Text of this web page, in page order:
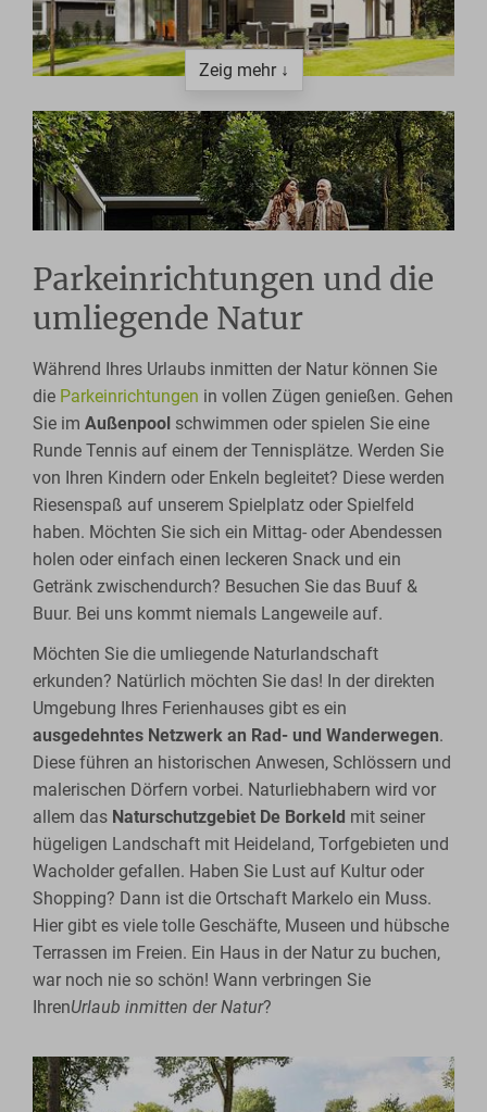
Zeig mehr ↓
Parkeinrichtungen und die
umliegende Natur
Während Ihres Urlaubs inmitten der Natur können Sie
die Parkeinrichtungen in vollen Zügen genießen. Gehen
Sie imAußenpool schwimmen oder spielen Sie eine
Runde Tennis auf einem der Tennisplätze. Werden Sie
von Ihren Kindern oder Enkeln begleitet? Diese werden
Riesenspaß auf unserem Spielplatz oder Spielfeld
haben. Möchten Sie sich ein Mittag- oder Abendessen
holen oder einfach einen leckeren Snack und ein
Getränk zwischendurch? Besuchen Sie das Buuf &
Buur. Bei uns kommt niemals Langeweile auf.
Möchten Sie die umliegende Naturlandschaft
erkunden? Natürlich möchten Sie das! In der direkten
Umgebung Ihres Ferienhauses gibt es ein
ausgedehntes Netzwerk an Rad- und Wanderwegen.
Diese führen an historischen Anwesen, Schlössern und
malerischen Dörfern vorbei. Naturliebhabern wird vor
allem das Naturschutzgebiet De Borkeld mit seiner
hügeligen Landschaft mit Heideland, Torfgebieten und
Wacholder gefallen. Haben Sie Lust auf Kultur oder
Shopping? Dann ist die Ortschaft Markelo ein Muss.
Hier gibt es viele tolle Geschäfte, Museen und hübsche
Terrassen im Freien. Ein Haus in der Natur zu buchen,
war noch nie so schön! Wann verbringen Sie
IhrenUrlaub inmitten der Natur?